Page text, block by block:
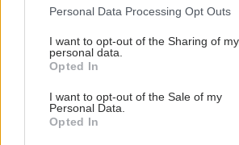
Please note that this website/app uses
not limited to your visit or usage
grant or deny consent to Google and its
use your data for below specified
consent section.
Personal Data Processing Opt Outs
I want to opt-out of the Sharing of my
personal data.
Opted In
I want to opt-out of the Sale of my
Personal Data.
Opted In
ΔΙΑΒΑΣΤΕ ΑΚΟΜΑ